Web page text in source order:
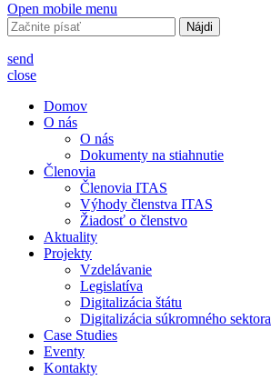
Open mobile menu
Hľadať:
send
close
Domov
O nás
O nás
Dokumenty na stiahnutie
Členovia
Členovia ITAS
Výhody členstva ITAS
Žiadosť o členstvo
Aktuality
Projekty
Vzdelávanie
Legislatíva
Digitalizácia štátu
Digitalizácia súkromného sektora
Case Studies
Eventy
Kontakty